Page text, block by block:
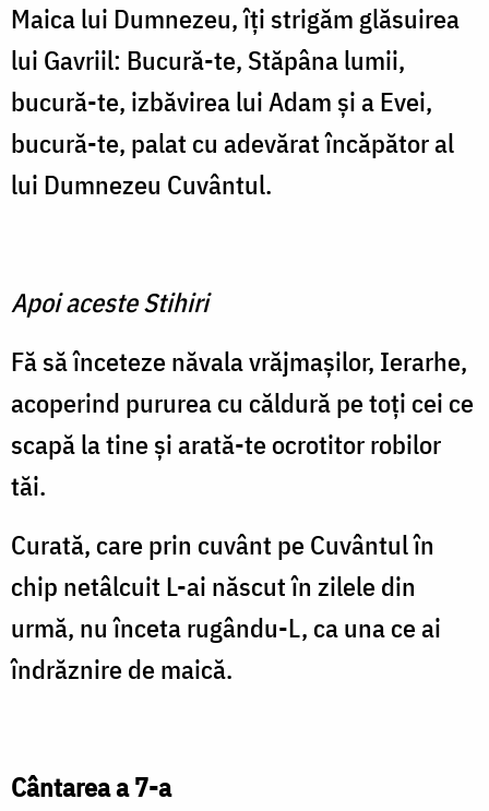
Maica lui Dumnezeu, îți strigăm glăsuirea
lui Gavriil: Bucură-te, Stăpâna lumii,
bucură-te, izbăvirea lui Adam și a Evei,
bucură-te, palat cu adevărat încăpător al
lui Dumnezeu Cuvântul.
Apoi aceste Stihiri
Fă să înceteze năvala vrăjmașilor, Ierarhe,
acoperind pururea cu căldură pe toți cei ce
scapă la tine și arată-te ocrotitor robilor
tăi.
Curată, care prin cuvânt pe Cuvântul în
chip netâlcuit L-ai născut în zilele din
urmă, nu înceta rugându-L, ca una ce ai
îndrăznire de maică.
Cântarea a 7-a